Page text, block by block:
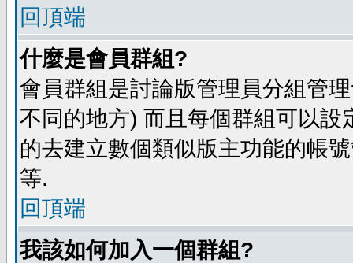
回頂端
什麼是會員群組?
會員群組是討論版管理員分組管
不同的地方) 而且每個群組可以
的去建立數個類似版主功能的帳
等.
回頂端
我該如何加入一個群組?